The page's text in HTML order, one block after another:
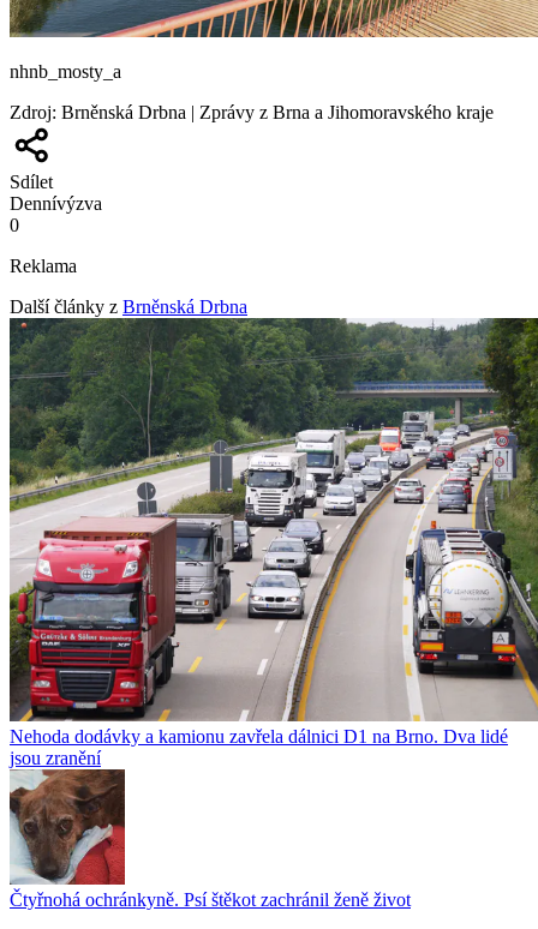
nhnb_mosty_a
Zdroj: Brněnská Drbna | Zprávy z Brna a Jihomoravského kraje
Sdílet
Dennívýzva
0
Reklama
Další články z Brněnská Drbna
Nehoda dodávky a kamionu zavřela dálnici D1 na Brno. Dva lidé
jsou zranění
Čtyřnohá ochránkyně. Psí štěkot zachránil ženě život